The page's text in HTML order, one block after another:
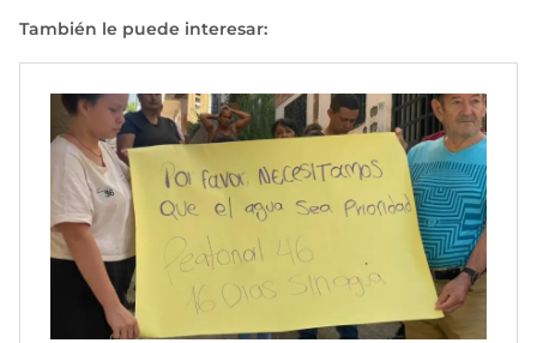
También le puede interesar: